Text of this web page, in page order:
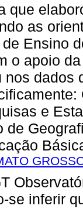
que
as
Ensino
o apoio
nos dados
e
de
se inferir